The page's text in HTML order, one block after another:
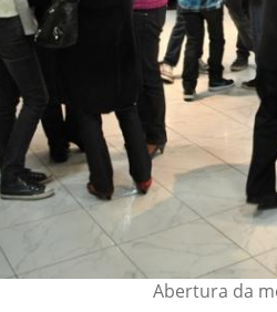
Abertura da